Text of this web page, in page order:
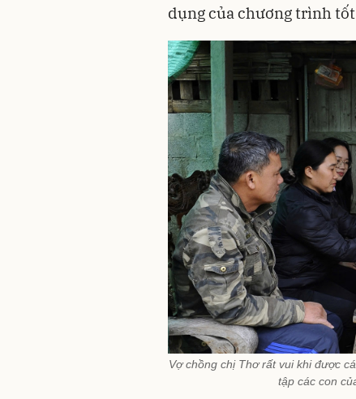
dụng của chương trình
Vợ chồng chị Thơ rất vui khi được
tập các con